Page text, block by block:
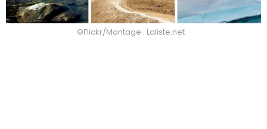
©Flickr/Montage : Laliste.net